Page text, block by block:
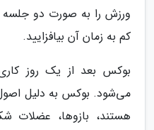
ورزش را به صورت دو جلسه
کم به زمان آن بیافزایید.
بوکس بعد از یک روز
می‌شود. بوکس به دلیل
هستند، بازوها، عضلات